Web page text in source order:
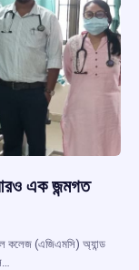
আরও এক জন্মগত
কলেজ (এজিএমসি) অ্যান্ড